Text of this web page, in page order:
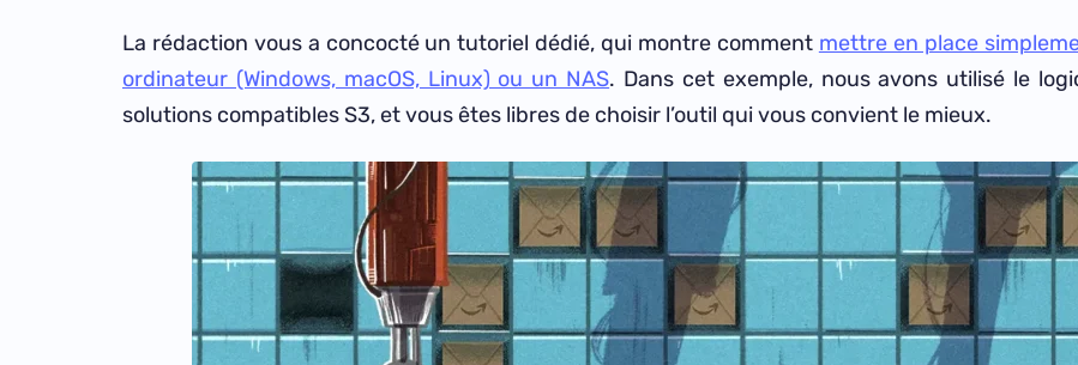
La rédaction vous a concocté un tutoriel dédié, qui montre comment mettre en place
ordinateur (Windows, macOS, Linux) ou un NAS. Dans cet exemple, nous avons utilisé le
solutions compatibles S3, et vous êtes libres de choisir l’outil qui vous convient le mieux.